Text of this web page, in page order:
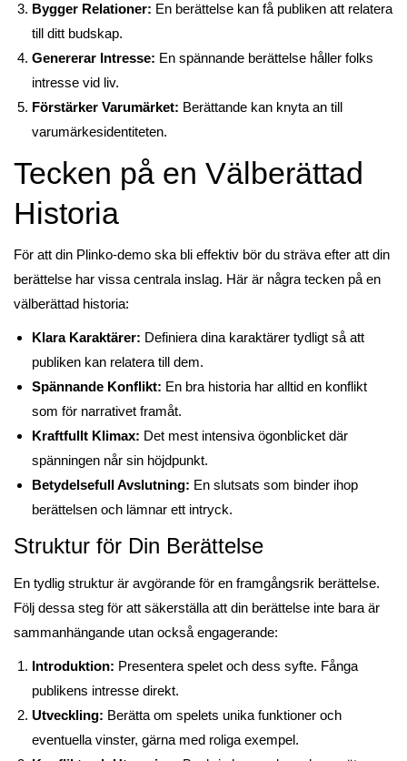
Bygger Relationer: En berättelse kan få publiken att relatera
till ditt budskap.
Genererar Intresse: En spännande berättelse håller folks
intresse vid liv.
Förstärker Varumärket: Berättande kan knyta an till
varumärkesidentiteten.
Tecken på en Välberättad
Historia
För att din Plinko-demo ska bli effektiv bör du sträva efter att din
berättelse har vissa centrala inslag. Här är några tecken på en
välberättad historia:
Klara Karaktärer: Definiera dina karaktärer tydligt så att
publiken kan relatera till dem.
Spännande Konflikt: En bra historia har alltid en konflikt
som för narrativet framåt.
Kraftfullt Klimax: Det mest intensiva ögonblicket där
spänningen når sin höjdpunkt.
Betydelsefull Avslutning: En slutsats som binder ihop
berättelsen och lämnar ett intryck.
Struktur för Din Berättelse
En tydlig struktur är avgörande för en framgångsrik berättelse.
Följ dessa steg för att säkerställa att din berättelse inte bara är
sammanhängande utan också engagerande:
Introduktion: Presentera spelet och dess syfte. Fånga
publikens intresse direkt.
Utveckling: Berätta om spelets unika funktioner och
eventuella vinster, gärna med roliga exempel.